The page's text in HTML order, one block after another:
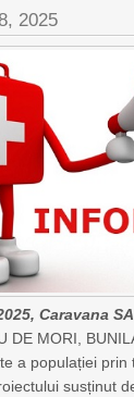
2025
Caravana
DE MORI,
a populației prin
susținut